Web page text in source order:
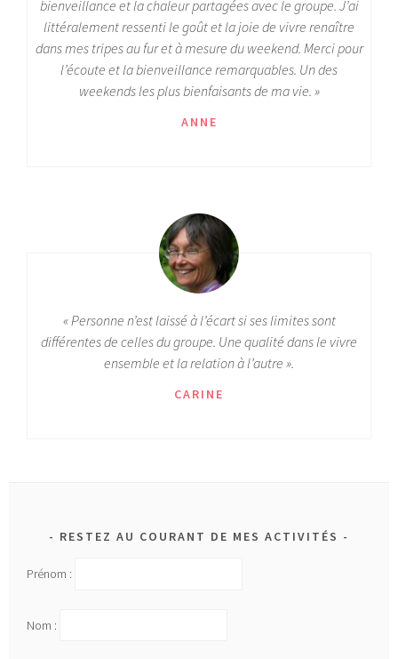
bienveillance et la chaleur partagées avec le groupe. J’ai
littéralement ressenti le goût et la joie de vivre renaître
dans mes tripes au fur et à mesure du weekend. Merci pour
l’écoute et la bienveillance remarquables. Un des
weekends les plus bienfaisants de ma vie. »
ANNE
« Personne n’est laissé à l’écart si ses limites sont
différentes de celles du groupe. Une qualité dans le vivre
ensemble et la relation à l’autre ».
CARINE
RESTEZ AU COURANT DE MES ACTIVITÉS
Prénom :
Nom :